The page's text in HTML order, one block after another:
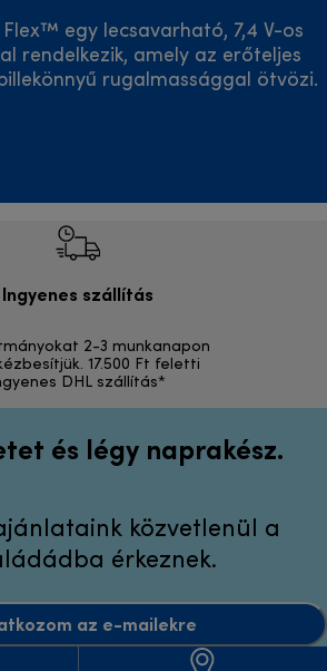
egy lecsavarható, 7,4 V-os
rendelkezik, amely az erőteljes
rugalmassággal ötvözi.
Ingyenes szállítás
2-3 munkanapon
17.500 Ft feletti
DHL szállítás*
és légy naprakész.
közvetlenül a
érkeznek.
az e-mailekre